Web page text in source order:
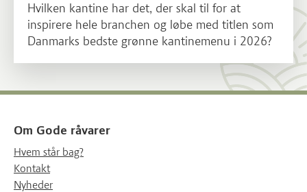
Hvilken kantine har det, der skal til for at
inspirere hele branchen og løbe med titlen som
Danmarks bedste grønne kantinemenu i 2026?
Om Gode råvarer
Hvem står bag?
Kontakt
Nyheder